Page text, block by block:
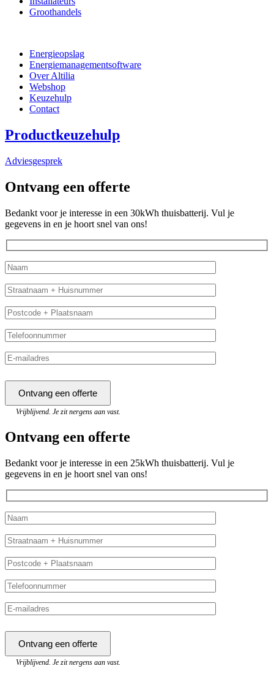
Groothandels
Energieopslag
Energiemanagementsoftware
Over Altilia
Webshop
Keuzehulp
Contact
Productkeuzehulp
Adviesgesprek
Ontvang een offerte
Bedankt voor je interesse in een 30kWh thuisbatterij. Vul je
gegevens in en je hoort snel van ons!
Vrijblijvend. Je zit nergens aan vast.
Ontvang een offerte
Bedankt voor je interesse in een 25kWh thuisbatterij. Vul je
gegevens in en je hoort snel van ons!
Vrijblijvend. Je zit nergens aan vast.